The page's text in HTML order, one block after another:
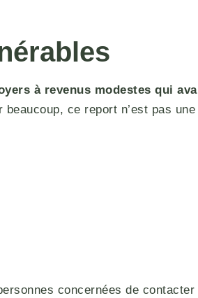
à revenus modestes qui
ce report n’est pas
concernées de